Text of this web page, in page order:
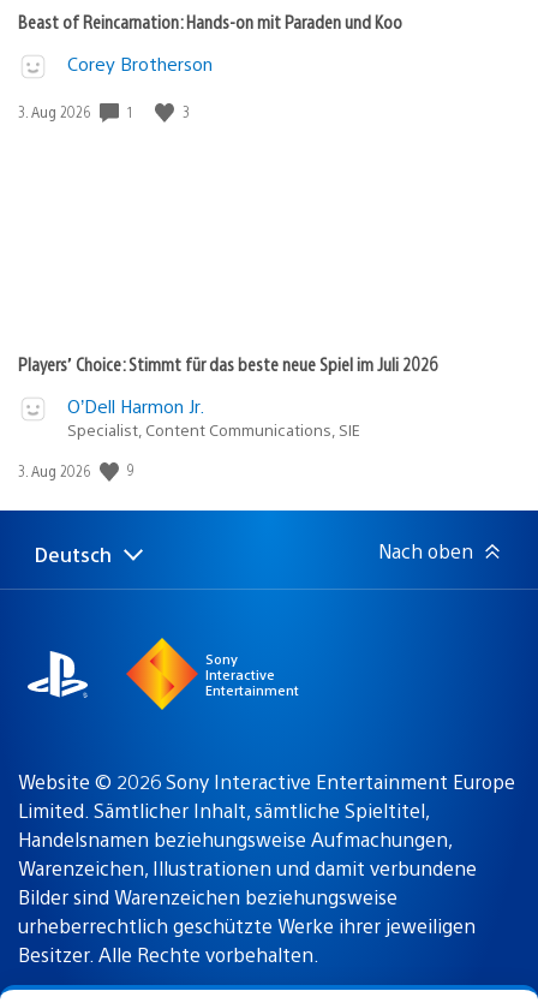
Beast of Reincarnation: Hands-on mit Paraden und Koo
Corey Brotherson
Veröffentlichungsdatum:
3. Aug 2026 1 3
Players’ Choice: Stimmt für das beste neue Spiel im Juli 2026
O’Dell Harmon Jr.
Specialist, Content Communications, SIE
Veröffentlichungsdatum:
3. Aug 2026 9
Select
a
Aktuelle
Region:
Deutsch Nach oben
Sony
Interactive
Entertainment
Website © 2026 Sony Interactive Entertainment Europe
Limited. Sämtlicher Inhalt, sämtliche Spieltitel,
Handelsnamen beziehungsweise Aufmachungen,
Warenzeichen, Illustrationen und damit verbundene
Bilder sind Warenzeichen beziehungsweise
urheberrechtlich geschützte Werke ihrer jeweiligen
Besitzer. Alle Rechte vorbehalten.